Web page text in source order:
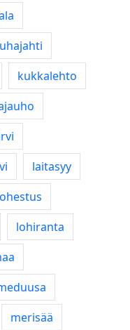
kukkalehto
laitasyy
lohiranta
merisää